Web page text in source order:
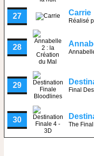
27 Carrie
Réalisé
28
29
Final
30
The